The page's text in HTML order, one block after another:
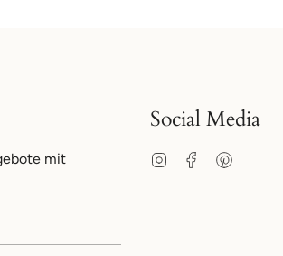
mit
Social Media
InstagramFacebookPinterest